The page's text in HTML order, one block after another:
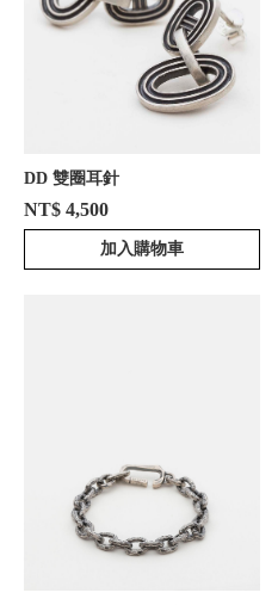
DD 雙圈耳針
NT$ 4,500
加入購物車